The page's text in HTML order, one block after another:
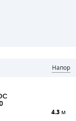
напор
4.3 м